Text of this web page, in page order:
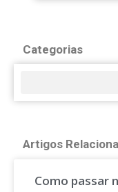
Categorias
Artigos
Como passar